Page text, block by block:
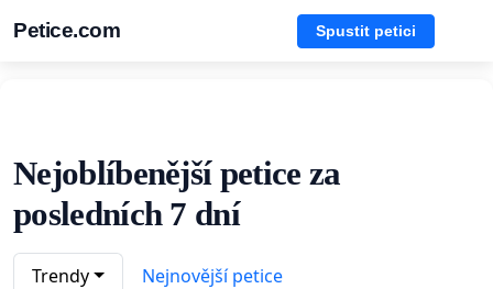
Petice.com Spustit petici
Nejoblíbenější petice za
posledních 7 dní
Trendy Nejnovější petice